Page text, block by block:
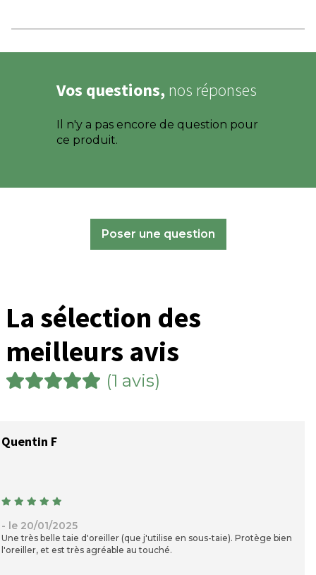
Vos questions, nos réponses
Il n'y a pas encore de question pour
ce produit.
Poser une question
La sélection des
meilleurs avis
(1 avis)
Quentin F
- le 20/01/2025
Une très belle taie d'oreiller (que j'utilise en sous-taie). Protège bien
l'oreiller, et est très agréable au touché.